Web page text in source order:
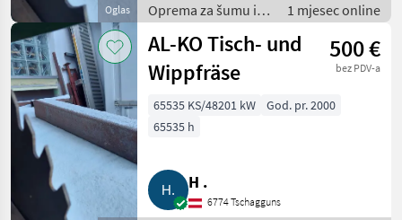
Oglas
Oprema za šumu i
obradu drveta /
Rezači drva
1 mjesec online
AL-KO Tisch- und
Wippfräse
500 €
bez PDV-a
65535 KS/48201 kW
God. pr. 2000
65535 h
H .
6774 Tschagguns